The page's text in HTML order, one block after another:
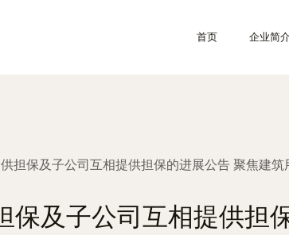
首页 企业简
担保及子公司互相提供担保的进展公告 聚焦建筑
保及子公司互相提供担